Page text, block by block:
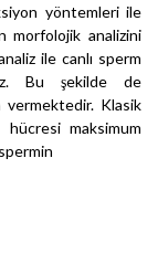
yöntemleri ile
morfolojik analizini
ile canlı sperm
Bu şekilde de
vermektedir. Klasik
maksimum